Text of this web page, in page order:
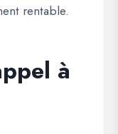
rentable.
à